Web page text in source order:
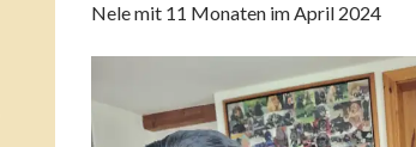
Nele mit 11 Monaten im April 2024